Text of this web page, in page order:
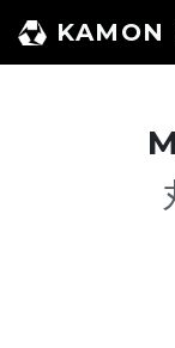
ン
KAMON